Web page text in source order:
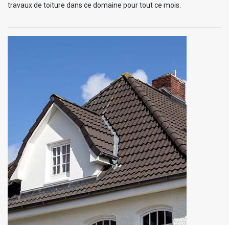
travaux de toiture dans ce domaine pour tout ce mois.